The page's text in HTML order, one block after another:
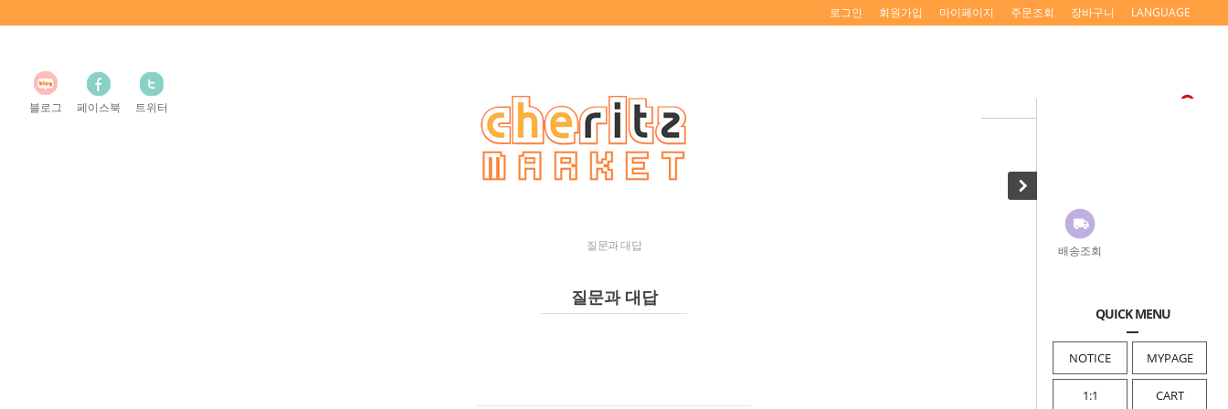
배송조회
QUICK MENU
NOTICE MYPAGE
1:1 CART
로그인 회원가입 마이페이지 주문조회 장바구니 LANGUAGE
블로그 페이스북 트위터
질문과 대답
질문과 대답